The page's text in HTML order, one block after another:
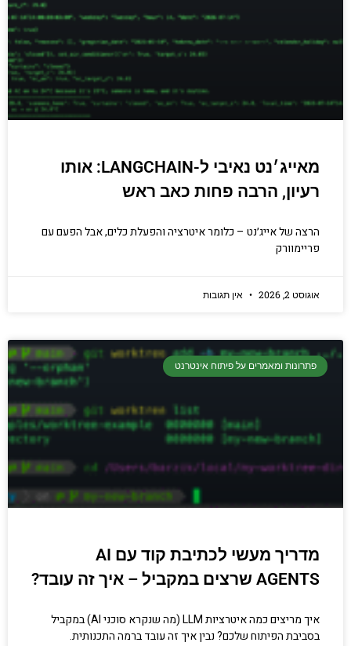
מאייג׳נט נאיבי ל-LANGCHAIN: אותו
רעיון, הרבה פחות כאב ראש
הרצה של אייג׳נט – כלומר איטרציה והפעלת כלים, אבל הפעם עם
פריימוורק
אוגוסט 2, 2026 אין תגובות
פתרונות ומאמרים על פיתוח אינטרנט
מדריך מעשי לכתיבת קוד עם AI
AGENTS שרצים במקביל – איך זה עובד?
איך מריצים כמה איטרציות LLM (מה שנקרא סוכני AI) במקביל
בסביבת הפיתוח שלכם? נבין איך זה עובד ברמה התכנותית.